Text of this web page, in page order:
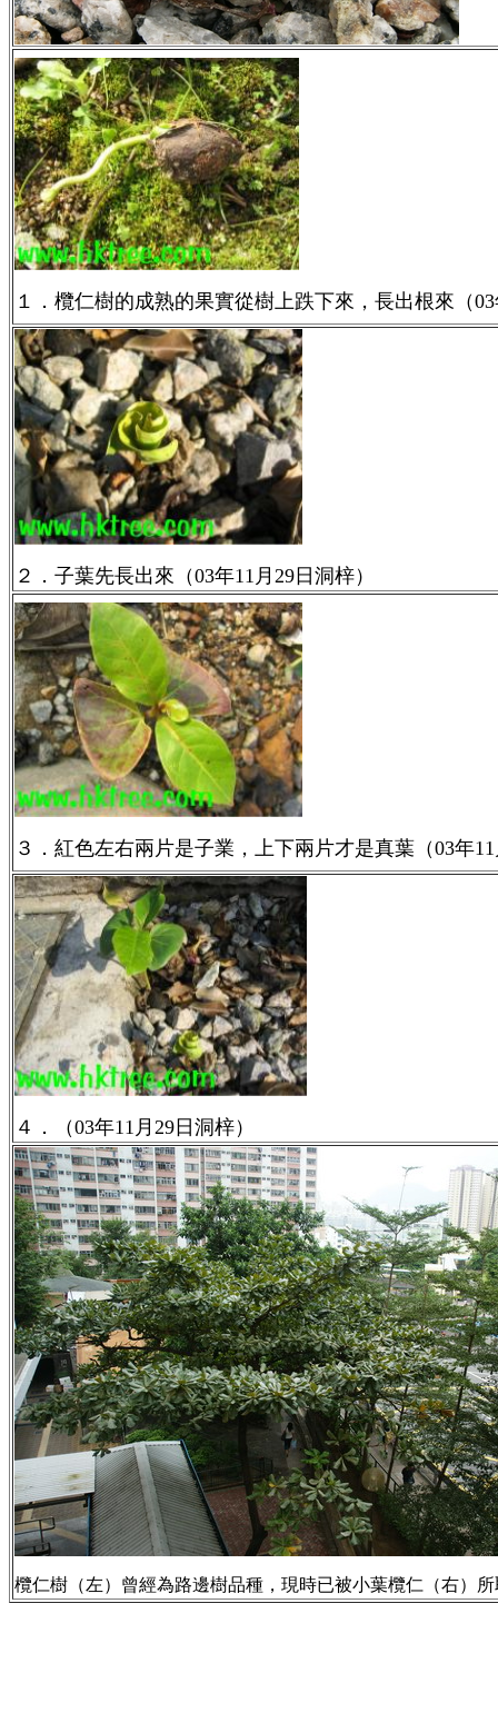
１．欖仁樹的成熟的果實從樹上跌下來，長出根來（
２．子葉先長出來（03年11月29日洞梓）
３．紅色左右兩片是子業，上下兩片才是真葉（03年
４．（03年11月29日洞梓）
欖仁樹（左）曾經為路邊樹品種，現時已被小葉欖仁（右）